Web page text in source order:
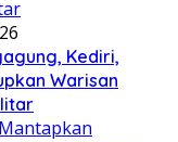
Kediri,
Warisan